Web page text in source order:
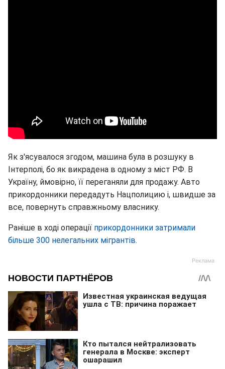
Як з'ясувалося згодом, машина була в розшуку в
Інтерполі, бо як викрадена в одному з міст РФ. В
Україну, ймовірно, її переганяли для продажу. Авто
прикордонники передадуть Нацполицию і, швидше за
все, повернуть справжньому власнику.
Раніше в ході операції прикордонники затримали
більше 300 нелегальних мігрантів.